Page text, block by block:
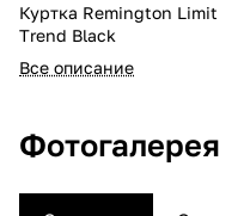
Куртка Remington Limit
Тrend Black
Все описание
Фотогалерея